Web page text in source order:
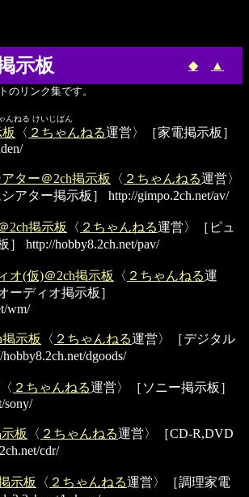
示板 ◆ ▲
のリンク集です。
んねる けいじばん
〈 ２ちゃんねる運営〉［家電掲示板］
ター＠2ch掲示板 〈 ２ちゃんねる運営〉
アター掲示板］
http://gimpo.2ch.net/av/
2ch掲示板 〈 ２ちゃんねる運営〉［ピュ
］
http://hobby8.2ch.net/pav/
オ(仮)＠2ch掲示板 〈 ２ちゃんねる運
ーディオ掲示板］
wm/
示板 〈 ２ちゃんねる運営〉［デジタル
hobby8.2ch.net/dgoods/
〈 ２ちゃんねる運営〉［ソニー掲示板］
sony/
板 〈 ２ちゃんねる運営〉［CD-R,DVD
cdr/
示板 〈 ２ちゃんねる運営〉［調理家電